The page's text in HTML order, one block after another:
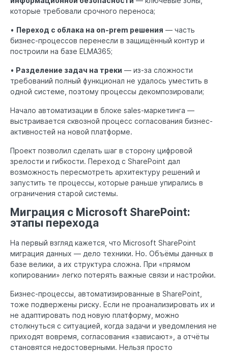
которые требовали срочного переноса;
• Переход с облака на on-prem решения — часть
бизнес-процессов перенесли в защищённый контур и
построили на базе ELMA365;
• Разделение задач на треки — из-за сложности
требований полный функционал не удалось уместить в
одной системе, поэтому процессы декомпозировали;
Начало автоматизации в блоке sales-маркетинга —
выстраивается сквозной процесс согласования бизнес-
активностей на новой платформе.
Проект позволил сделать шаг в сторону цифровой
зрелости и гибкости. Переход с SharePoint дал
возможность пересмотреть архитектуру решений и
запустить те процессы, которые раньше упирались в
ограничения старой системы.
Миграция с Microsoft SharePoint:
этапы перехода
На первый взгляд кажется, что Microsoft SharePoint
миграция данных — дело техники. Но. Объёмы данных в
базе велики, а их структура сложна. При «прямом
копировании» легко потерять важные связи и настройки.
Бизнес-процессы, автоматизированные в SharePoint,
тоже подвержены риску. Если не проанализировать их и
не адаптировать под новую платформу, можно
столкнуться с ситуацией, когда задачи и уведомления не
приходят вовремя, согласования «зависают», а отчёты
становятся недостоверными. Нельзя просто